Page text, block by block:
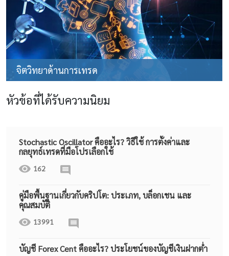
จิตวิทยาด้านการเทรด
หัวข้อที่ได้รับความนิยม
Stochastic Oscillator คืออะไร? วิธีใช้ การตั้งค่าและ
กลยุทธ์เทรดที่มือโปรเลือกใช้
162
คู่มือพื้นฐานเกี่ยวกับคริปโต: ประเภท, บล็อกเชน และ
คุณสมบัติ
13991
บัญชี Forex Cent คืออะไร? ประโยชน์ของบัญชีเงินฝากต่ำ